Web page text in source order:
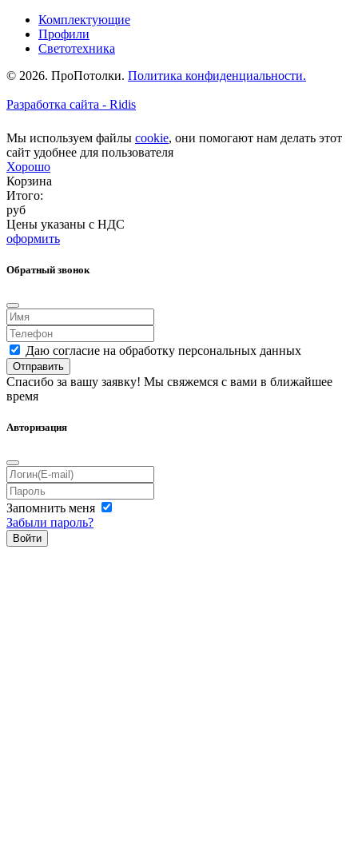
Комплектующие
Профили
Светотехника
© 2026. ПроПотолки. Политика конфиденциальности.
Разработка сайта - Ridis
Мы используем файлы cookie, они помогают нам делать этот
сайт удобнее для пользователя
Хорошо
Корзина
Итого:
руб
Цены указаны с НДС
оформить
Обратный звонок
Даю согласие на обработку персональных данных
Отправить
Спасибо за вашу заявку! Мы свяжемся с вами в ближайшее
время
Авторизация
Запомнить меня
Забыли пароль?
Войти